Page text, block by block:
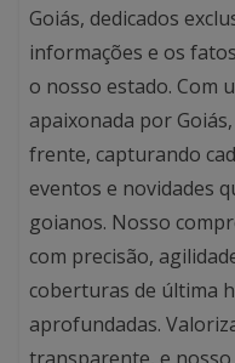
Goiás, dedicados
informações e os
o nosso estado. Com
apaixonada por
frente, capturando
eventos e novidades
goianos. Nosso
com precisão,
coberturas de última
aprofundadas.